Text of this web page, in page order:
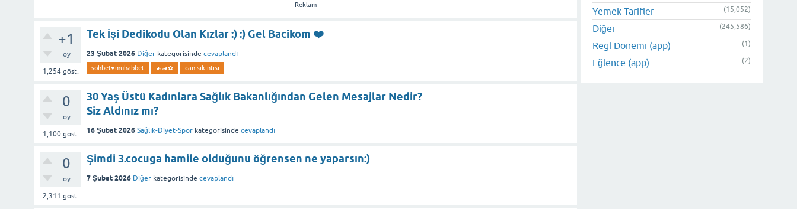
-Reklam-
+1
oy
1,254göst.
Tek İşi Dedikodu Olan Kızlar :) :) Gel Bacikom ❤️
23 Şubat 2026 Diğer kategorisinde cevaplandı
sohbet♥️muhabbet ◕ᴗ◕✿ can-sıkıntısı
0
oy
1,100göst.
30 Yaş Üstü Kadınlara Sağlık Bakanlığından Gelen Mesajlar Nedir?
Siz Aldınız mı?
16 Şubat 2026 Sağlık-Diyet-Spor kategorisinde cevaplandı
0
oy
2,311 göst.
Şimdi 3.cocuga hamile olduğunu öğrensen ne yaparsın:)
7 Şubat 2026 Diğer kategorisinde cevaplandı
Yemek-Tarifler (15,052)
Diğer (245,586)
Regl Dönemi (app) (1)
Eğlence (app) (2)